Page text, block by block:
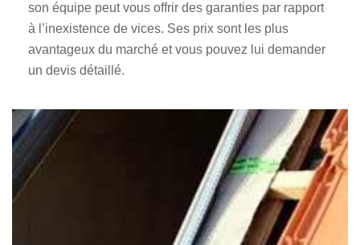
son équipe peut vous offrir des garanties par rapport
à l’inexistence de vices. Ses prix sont les plus
avantageux du marché et vous pouvez lui demander
un devis détaillé.